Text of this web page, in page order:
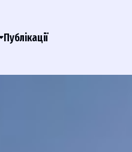
Публікації